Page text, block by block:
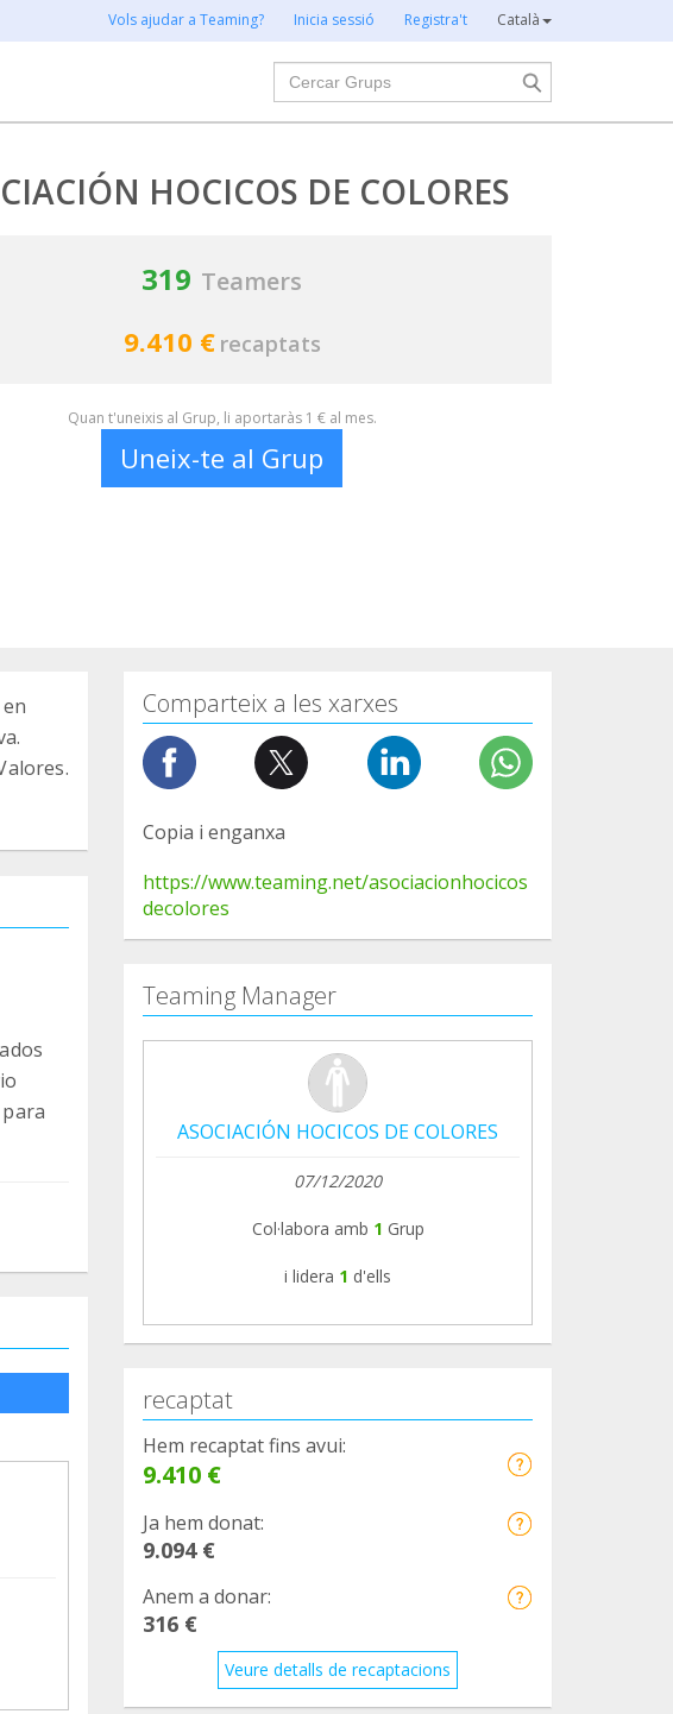
Vols ajudar a Teaming? Inicia sessió Registra't Català
Cercar
HOCICOS DE COLORES
319 Teamers
9.410 € recaptats
Quan t'uneixis al Grup, li aportaràs 1 € al mes.
Uneix-te al Grup
Comparteix a les xarxes
Copia i enganxa
https://www.teaming.net/asociacionhocicos
decolores
Teaming Manager
ASOCIACIÓN HOCICOS DE COLORES
07/12/2020
Col·labora amb 1 Grup
i lidera 1 d'ells
recaptat
Hem recaptat fins avui:
9.410 €
Ja hem donat:
9.094 €
Anem a donar:
316 €
Veure detalls de recaptacions